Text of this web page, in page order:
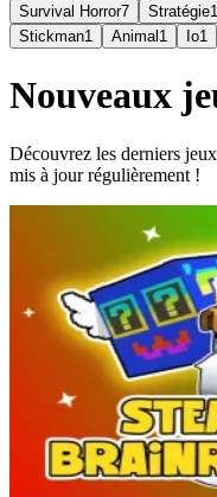
Survival Horror7 Stratégie1
Stickman1 Animal 1 Io1
Nouveaux
Découvrez les derniers
mis à jour régulièrement !